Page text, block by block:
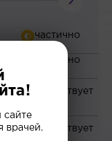
врачей.